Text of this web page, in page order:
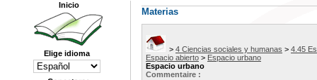
Materias
> 4 Ciencias sociales y humanas > 4.45
Espacio abierto > Espacio urbano
Espacio urbano
Commentaire :
Inicio
Elige idioma